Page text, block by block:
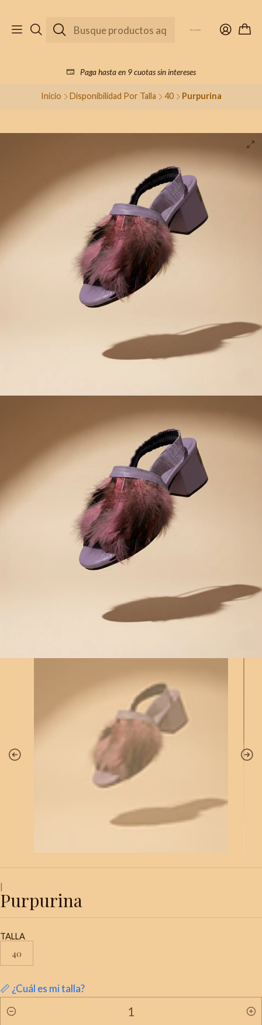
Paga hasta en 9 cuotas sin intereses
Inicio Disponibilidad Por Talla 40 Purpurina
|
Purpurina
TALLA
40
📏 ¿Cuál es mi talla?
Cantidad